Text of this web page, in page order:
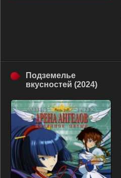
Подземелье
вкусностей (2024)